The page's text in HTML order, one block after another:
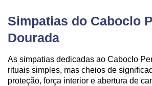
Simpatias do Caboclo
Dourada
As simpatias dedicadas ao Caboclo
rituais simples, mas cheios de
proteção, força interior e abertura de